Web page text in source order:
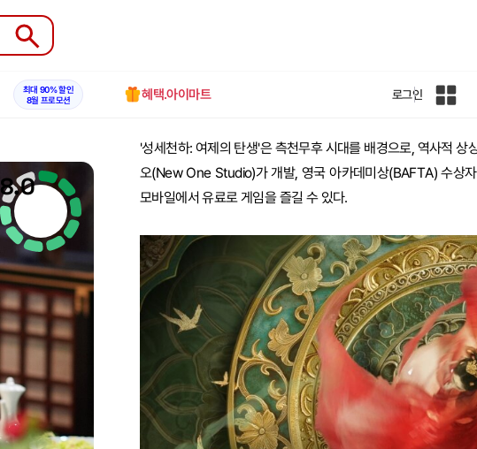
Submit
최대 90% 할인
8월 프로모션
혜택.아이마트 로그인
인
체
사
이
8.0
'성세천하: 여제의 탄생'은 측천무후 시대를 배경으로, 역사적
오(New One Studio)가 개발, 영국 아카데미상(BAFTA) 수상
모바일에서 유료로 게임을 즐길 수 있다.